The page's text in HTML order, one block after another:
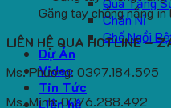
Chăn Nỉ
Ghế Ngồi
Dự Án
Video
Tin Tức
Liên hệ
Găng tay chống nắng
LIÊN HỆ QUA HOTLINE –
Ms. Phương: 0397.184.595
Ms. Minh: 0376.288.492